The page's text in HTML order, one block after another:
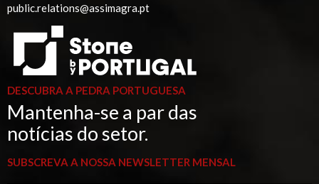
public.relations@assimagra.pt
DESCUBRA A PEDRA PORTUGUESA
Mantenha-se a par das
notícias do setor.
SUBSCREVA A NOSSA NEWSLETTER MENSAL